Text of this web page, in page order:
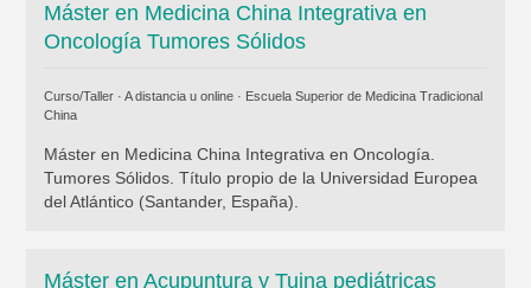
Máster en Medicina China Integrativa en
Oncología Tumores Sólidos
Curso/Taller · A distancia u online · Escuela Superior de Medicina Tradicional
China
Máster en Medicina China Integrativa en Oncología.
Tumores Sólidos. Título propio de la Universidad Europea
del Atlántico (Santander, España).
Máster en Acupuntura y Tuina pediátricas